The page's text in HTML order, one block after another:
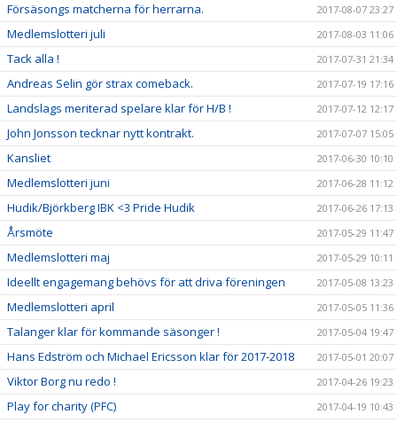
Försäsongs matcherna för herrarna. 2017-08-07 23:27
Medlemslotteri juli 2017-08-03 11:06
Tack alla ! 2017-07-31 21:34
Andreas Selin gör strax comeback. 2017-07-19 17:16
Landslags meriterad spelare klar för H/B ! 2017-07-12 12:17
John Jonsson tecknar nytt kontrakt. 2017-07-07 15:05
Kansliet 2017-06-30 10:10
Medlemslotteri juni 2017-06-28 11:12
Hudik/Björkberg IBK <3 Pride Hudik 2017-06-26 17:13
Årsmöte 2017-05-29 11:47
Medlemslotteri maj 2017-05-29 10:11
Ideellt engagemang behövs för att driva föreningen 2017-05-08 13:23
Medlemslotteri april 2017-05-05 11:36
Talanger klar för kommande säsonger ! 2017-05-04 19:47
Hans Edström och Michael Ericsson klar för 2017-2018 2017-05-01 20:07
Viktor Borg nu redo ! 2017-04-26 19:23
Play for charity (PFC) 2017-04-19 10:43